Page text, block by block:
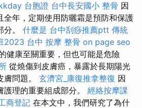
台胞證 台中長安國小 整骨 因
全年，定期使用防曬霜是預防和保護
分。 什麼是 台中刮痧推薦ptt 傳統
2023 台中 按摩 整骨 on page seo
健康至關重要，但也可能是危險
從燒傷到皮膚癌，暴露於長期陽光
膚問題。 玄濟宮_康復推拿整復 因
理的重要組成部分。 經絡按摩課
商登記 在本文中，我們研究了為什